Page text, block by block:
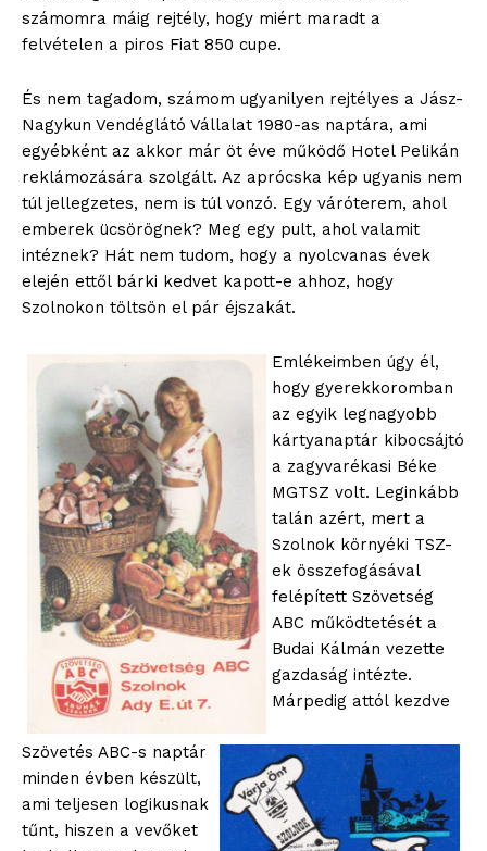
szubjektív élményportál
ELŐFIZETÉS
Hasznos
bSZ fiók
számomra máig rejtély, hogy miért maradt a
felvételen a piros Fiat 850 cupe.
És nem tagadom, számom ugyanilyen rejtélyes a Jász-
Nagykun Vendéglátó Vállalat 1980-as naptára, ami
egyébként az akkor már öt éve működő Hotel Pelikán
reklámozására szolgált. Az aprócska kép ugyanis nem
túl jellegzetes, nem is túl vonzó. Egy váróterem, ahol
emberek ücsörögnek? Meg egy pult, ahol valamit
intéznek? Hát nem tudom, hogy a nyolcvanas évek
elején ettől bárki kedvet kapott-e ahhoz, hogy
Szolnokon töltsön el pár éjszakát.
Emlékeimben úgy él,
hogy gyerekkoromban
az egyik legnagyobb
kártyanaptár kibocsájtó
a zagyvarékasi Béke
MGTSZ volt. Leginkább
talán azért, mert a
Szolnok környéki TSZ-
ek összefogásával
felépített Szövetség
ABC működtetését a
Budai Kálmán vezette
gazdaság intézte.
Márpedig attól kezdve
Szövetés ABC-s naptár
minden évben készült,
ami teljesen logikusnak
tűnt, hiszen a vevőket